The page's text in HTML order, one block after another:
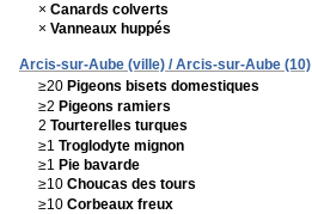
× Canards colverts
× Vanneaux huppés
Arcis-sur-Aube (ville) / Arcis-sur-Aube (10)
≥20 Pigeons bisets domestiques
≥2 Pigeons ramiers
2 Tourterelles turques
≥1 Troglodyte mignon
≥1 Pie bavarde
≥10 Choucas des tours
≥10 Corbeaux freux